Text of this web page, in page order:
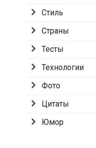
Стиль
Страны
Тесты
Технологии
Фото
Цитаты
Юмор